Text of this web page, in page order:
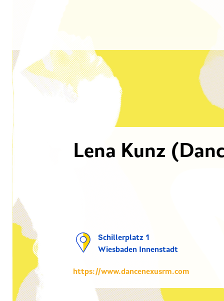
Lena Kunz
Schillerplatz 1
Wiesbaden Innenstadt
https://www.dancenexusrm.com